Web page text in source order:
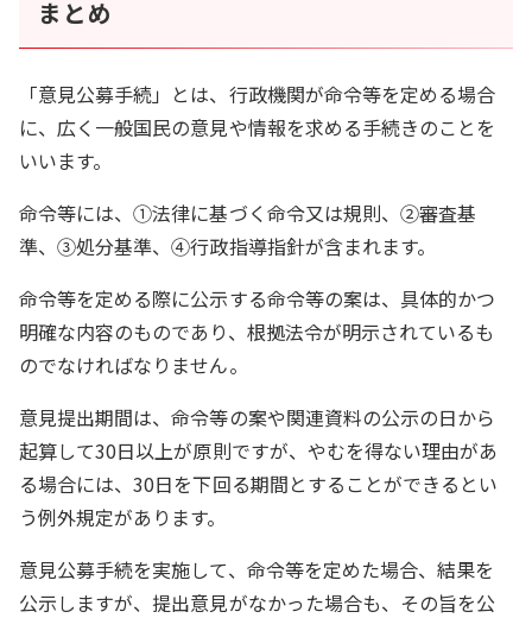
まとめ
「意見公募手続」とは、行政機関が命令等を定める場合
に、広く一般国民の意見や情報を求める手続きのことを
いいます。
命令等には、①法律に基づく命令又は規則、②審査基
準、③処分基準、④行政指導指針が含まれます。
命令等を定める際に公示する命令等の案は、具体的かつ
明確な内容のものであり、根拠法令が明示されているも
のでなければなりません。
意見提出期間は、命令等の案や関連資料の公示の日から
起算して30日以上が原則ですが、やむを得ない理由があ
る場合には、30日を下回る期間とすることができるとい
う例外規定があります。
意見公募手続を実施して、命令等を定めた場合、結果を
公示しますが、提出意見がなかった場合も、その旨を公